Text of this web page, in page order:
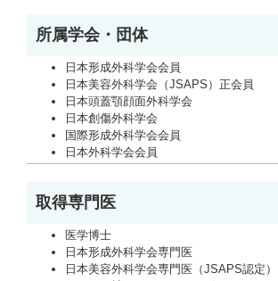
所属学会・団体
日本形成外科学会会員
日本美容外科学会（JSAPS）正会員
日本頭蓋顎顔面外科学会
日本創傷外科学会
国際形成外科学会会員
日本外科学会会員
取得専門医
医学博士
日本形成外科学会専門医
日本美容外科学会専門医（JSAPS認定）